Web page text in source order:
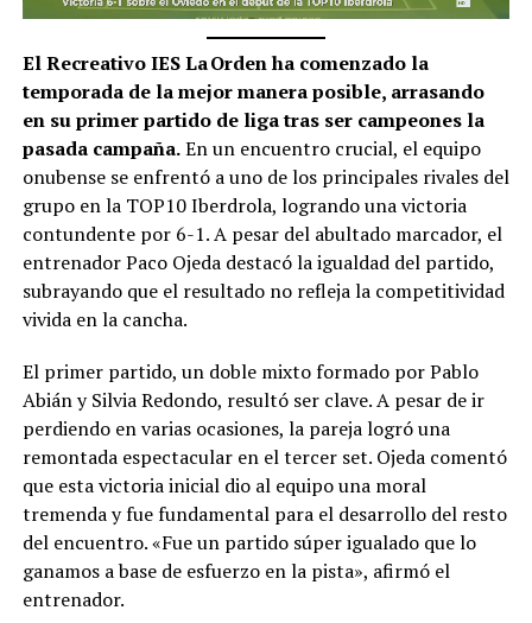
El Recreativo IES La Orden ha comenzado la
temporada de la mejor manera posible, arrasando
en su primer partido de liga tras ser campeones la
pasada campaña.En un encuentro crucial, el equipo
onubense se enfrentó a uno de los principales rivales del
grupo en la TOP10 Iberdrola, logrando una victoria
contundente por 6-1. A pesar del abultado marcador, el
entrenador Paco Ojeda destacó la igualdad del partido,
subrayando que el resultado no refleja la competitividad
vivida en la cancha.
El primer partido, un doble mixto formado por Pablo
Abián y Silvia Redondo, resultó ser clave. A pesar de ir
perdiendo en varias ocasiones, la pareja logró una
remontada espectacular en el tercer set. Ojeda comentó
que esta victoria inicial dio al equipo una moral
tremenda y fue fundamental para el desarrollo del resto
del encuentro. «Fue un partido súper igualado que lo
ganamos a base de esfuerzo en la pista», afirmó el
entrenador.